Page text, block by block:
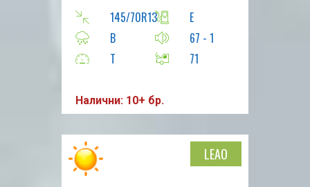
145/70R13
E
B
67 - 1
T
71
Налични: 10+ бр.
LEAO